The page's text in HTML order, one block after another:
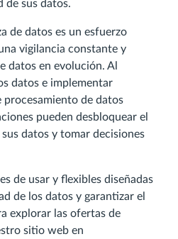
de sus datos.
de datos es un esfuerzo
vigilancia constante y
datos en evolución. Al
datos e implementar
procesamiento de datos
pueden desbloquear el
datos y tomar decisiones
de usar y flexibles diseñadas
de los datos y garantizar el
explorar las ofertas de
sitio web en